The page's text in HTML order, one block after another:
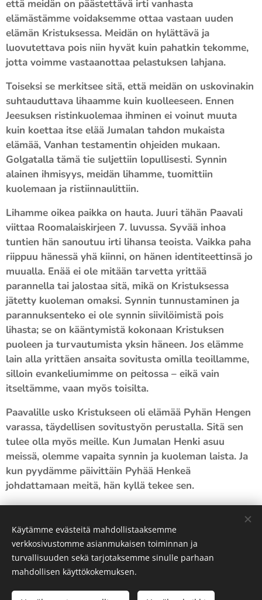
että meidän on päästettävä irti vanhasta
elämästämme voidaksemme ottaa vastaan uuden
elämän Kristuksessa. Meidän on hylättävä ja
luovutettava pois niin hyvät kuin pahatkin tekomme,
jotta voimme vastaanottaa pelastuksen lahjana.
Toiseksi se merkitsee sitä, että meidän on uskovinakin
suhtauduttava lihaamme kuin kuolleeseen. Ennen
Jeesuksen ristinkuolemaa ihminen ei voinut muuta
kuin koettaa itse elää Jumalan tahdon mukaista
elämää, Vanhan testamentin ohjeiden mukaan.
Golgatalla tämä tie suljettiin lopullisesti. Synnin
alainen ihmisyys, meidän lihamme, tuomittiin
kuolemaan ja ristiinnaulittiin.
Lihamme oikea paikka on hauta. Juuri tähän Paavali
viittaa Roomalaiskirjeen 7. luvussa. Syvää inhoa
tuntien hän sanoutuu irti lihansa teoista. Vaikka paha
riippuu hänessä yhä kiinni, on hänen identiteettinsä jo
muualla. Enää ei ole mitään tarvetta yrittää
parannella tai jalostaa sitä, mikä on Kristuksessa
jätetty kuoleman omaksi. Synnin tunnustaminen ja
parannuksenteko ei ole synnin siivilöimistä pois
lihasta; se on kääntymistä kokonaan Kristuksen
puoleen ja turvautumista yksin häneen. Jos elämme
lain alla yrittäen ansaita sovitusta omilla teoillamme,
silloin evankeliumimme on peitossa – eikä vain
itseltämme, vaan myös toisilta.
Paavalille usko Kristukseen oli elämää Pyhän Hengen
varassa, täydellisen sovitustyön perustalla. Sitä sen
tulee olla myös meille. Kun Jumalan Henki asuu
meissä, olemme vapaita synnin ja kuoleman laista. Ja
kun pyydämme päivittäin Pyhää Henkeä
johdattamaan meitä, hän kyllä tekee sen.
Markku Sarento
Käytämme evästeitä mahdollistaaksemme
verkkosivustomme asianmukaisen toiminnan ja
turvallisuuden sekä tarjotaksemme sinulle parhaan
mahdollisen käyttökokemuksen.